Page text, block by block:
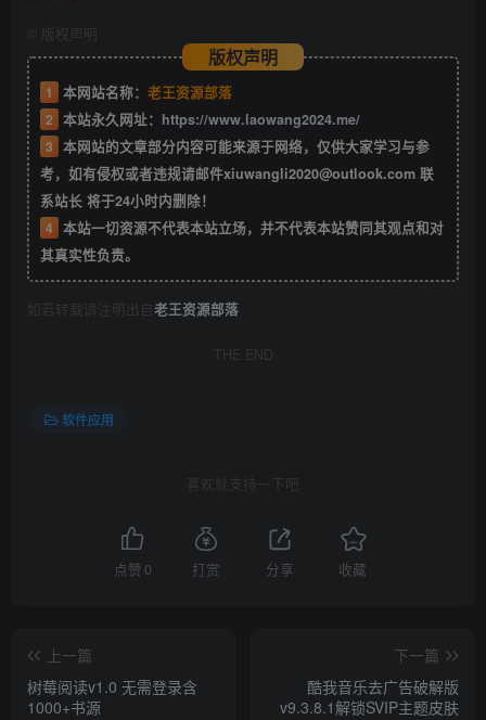
版权声明
版权声明
1 本网站名称： 老王资源部落
2 本站永久网址： https://www.laowang2024.me/
3 本网站的文章部分内容可能来源于网络，仅供大家学习与参
考，如有侵权或者违规请邮件xiuwangli2020@outlook.com 联
系站长 将于24小时内删除！
4 本站一切资源不代表本站立场，并不代表本站赞同其观点和对
其真实性负责。
如若转载请注明出自老王资源部落
THE END
软件应用
喜欢就支持一下吧
点赞 0 打赏 分享 收藏
上一篇
树莓阅读v1.0 无需登录含
1000+书源
下一篇
酷我音乐去广告破解版
v9.3.8.1解锁SVIP主题皮肤